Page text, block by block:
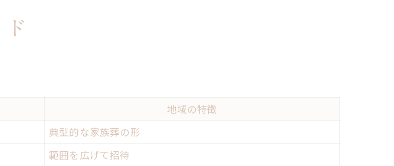
地域の特徴
典型的な家族葬の形
範囲を広げて招待